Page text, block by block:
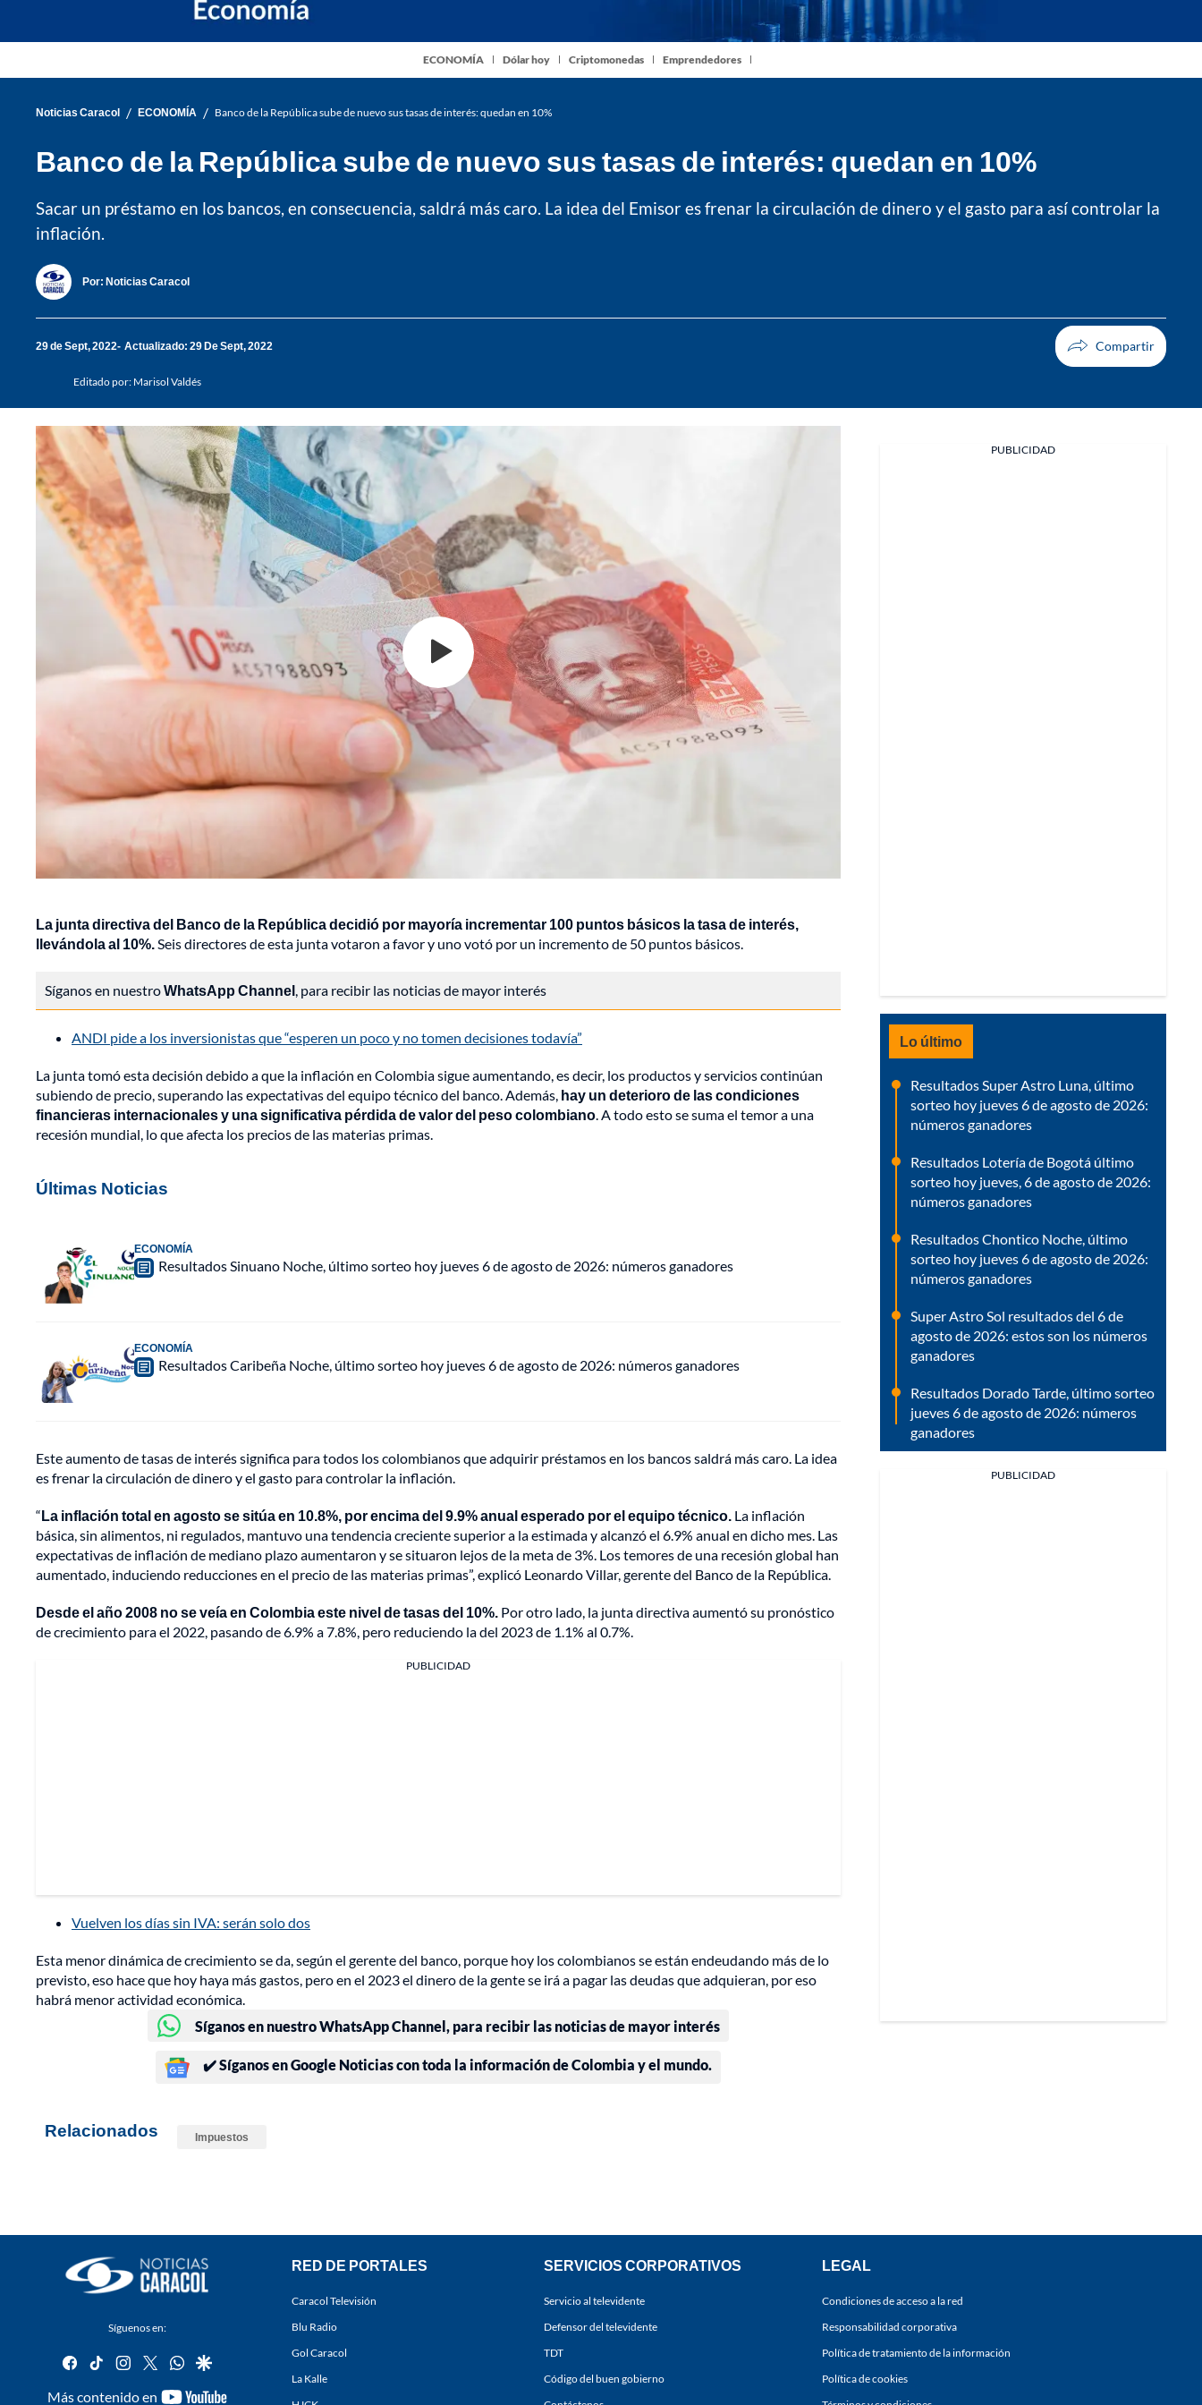
ECONOMÍA Dólar hoy Criptomonedas Emprendedores
Noticias Caracol / ECONOMÍA / Banco de la República sube de nuevo sus tasas de interés: quedan en 10%
Banco de la República sube de nuevo sus tasas de interés: quedan en 10%
Sacar un préstamo en los bancos, en consecuencia, saldrá más caro. La idea del Emisor es frenar la circulación de dinero y el gasto para así controlar la
inflación.
Por: Noticias Caracol
29 de Sept, 2022 Actualizado: 29 De Sept, 2022
Editado por: Marisol Valdés
La junta directiva del Banco de la República decidió por mayoría incrementar 100 puntos básicos la tasa de interés,
llevándola al 10%.Seis directores de esta junta votaron a favor y uno votó por un incremento de 50 puntos básicos.
Síganos en nuestroWhatsApp Channel, para recibir las noticias de mayor interés
ANDI pide a los inversionistas que “esperen un poco y no tomen decisiones todavía”
La junta tomó esta decisión debido a que la inflación en Colombia sigue aumentando, es decir, los productos y servicios continúan
subiendo de precio, superando las expectativas del equipo técnico del banco. Además, hay un deterioro de las condiciones
financieras internacionales y una significativa pérdida de valor del peso colombiano. A todo esto se suma el temor a una
recesión mundial, lo que afecta los precios de las materias primas.
Últimas Noticias
ECONOMÍA
Resultados Sinuano Noche, último sorteo hoy jueves 6 de agosto de 2026: números ganadores
ECONOMÍA
Resultados Caribeña Noche, último sorteo hoy jueves 6 de agosto de 2026: números ganadores
Este aumento de tasas de interés significa para todos los colombianos que adquirir préstamos en los bancos saldrá más caro. La idea
es frenar la circulación de dinero y el gasto para controlar la inflación.
“La inflación total en agosto se sitúa en 10.8%, por encima del 9.9% anual esperado por el equipo técnico. La inflación
básica, sin alimentos, ni regulados, mantuvo una tendencia creciente superior a la estimada y alcanzó el 6.9% anual en dicho mes. Las
expectativas de inflación de mediano plazo aumentaron y se situaron lejos de la meta de 3%. Los temores de una recesión global han
aumentado, induciendo reducciones en el precio de las materias primas”, explicó Leonardo Villar, gerente del Banco de la República.
Desde el año 2008 no se veía en Colombia este nivel de tasas del 10%. Por otro lado, la junta directiva aumentó su pronóstico
de crecimiento para el 2022, pasando de 6.9% a 7.8%, pero reduciendo la del 2023 de 1.1% al 0.7%.
PUBLICIDAD
Vuelven los días sin IVA: serán solo dos
Esta menor dinámica de crecimiento se da, según el gerente del banco, porque hoy los colombianos se están endeudando más de lo
previsto, eso hace que hoy haya más gastos, pero en el 2023 el dinero de la gente se irá a pagar las deudas que adquieran, por eso
habrá menor actividad económica.
Síganos en nuestro WhatsApp Channel, para recibir las noticias de mayor interés
✔️ Síganos en Google Noticias con toda la información de Colombia y el mundo.
Relacionados Impuestos
PUBLICIDAD
Lo último
Resultados Super Astro Luna, último
sorteo hoy jueves 6 de agosto de 2026:
números ganadores
Resultados Lotería de Bogotá último
sorteo hoy jueves, 6 de agosto de 2026:
números ganadores
Resultados Chontico Noche, último
sorteo hoy jueves 6 de agosto de 2026:
números ganadores
Super Astro Sol resultados del 6 de
agosto de 2026: estos son los números
ganadores
Resultados Dorado Tarde, último sorteo
jueves 6 de agosto de 2026: números
ganadores
PUBLICIDAD
Síguenos en:
facebook
tiktok instagram
twitterwhatsapp
google
Más contenido en
youtube-
RED DE PORTALES
Caracol Televisión
Blu Radio
Gol Caracol
La Kalle
SERVICIOS CORPORATIVOS
Servicio al televidente
Defensor del televidente
TDT
Código del buen gobierno
LEGAL
Condiciones de acceso a la red
Responsabilidad corporativa
Política de tratamiento de la información
Política de cookies